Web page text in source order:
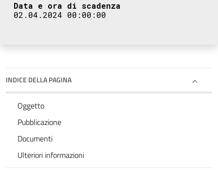
Data e ora di scadenza
02.04.2024 00:00:00
INDICE DELLA PAGINA
Oggetto
Pubblicazione
Documenti
Ulteriori informazioni